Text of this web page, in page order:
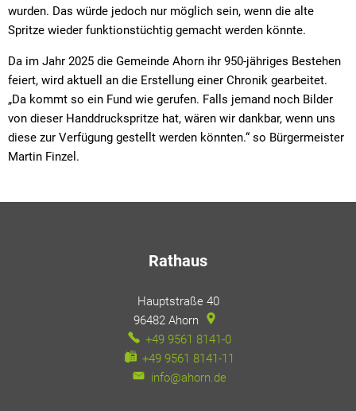
wurden. Das würde jedoch nur möglich sein, wenn die alte
Spritze wieder funktionstüchtig gemacht werden könnte.
Da im Jahr 2025 die Gemeinde Ahorn ihr 950-jähriges Bestehen
feiert, wird aktuell an die Erstellung einer Chronik gearbeitet.
„Da kommt so ein Fund wie gerufen. Falls jemand noch Bilder
von dieser Handdruckspritze hat, wären wir dankbar, wenn uns
diese zur Verfügung gestellt werden könnten.“ so Bürgermeister
Martin Finzel.
Rathaus
Hauptstraße 40
96482 Ahorn
+49 9561 8141-0
+49 9561 8141-11
info@ahorn.de